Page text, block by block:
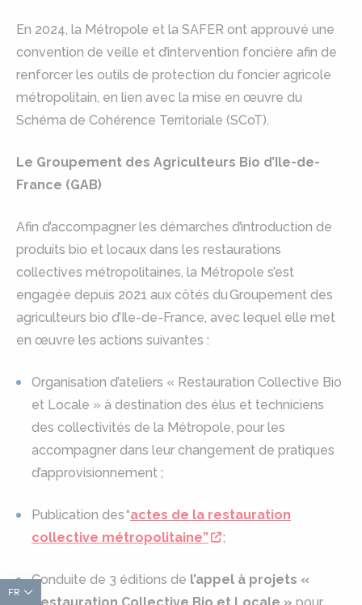
FR
En 2024, la Métropole et la SAFER ont approuvé une
convention de veille et d’intervention foncière afin de
renforcer les outils de protection du foncier agricole
métropolitain, en lien avec la mise en œuvre du
Schéma de Cohérence Territoriale (SCoT).
Le Groupement des Agriculteurs Bio d’Ile-de-
France (GAB)
Afin d’accompagner les démarches d’introduction de
produits bio et locaux dans les restaurations
collectives métropolitaines, la Métropole s’est
engagée depuis 2021 aux côtés du Groupement des
agriculteurs bio d’Ile-de-France, avec lequel elle met
en œuvre les actions suivantes :
Organisation d’ateliers « Restauration Collective Bio
et Locale » à destination des élus et techniciens
des collectivités de la Métropole, pour les
accompagner dans leur changement de pratiques
d’approvisionnement ;
Publication des “actes de la restauration
collective métropolitaine”
;
Conduite de 3 éditions de l’appel à projets «